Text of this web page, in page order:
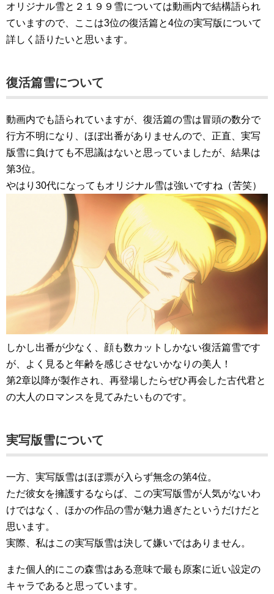
オリジナル雪と２１９９雪については動画内で結構語られ
ていますので、ここは3位の復活篇と4位の実写版について
詳しく語りたいと思います。
復活篇雪について
動画内でも語られていますが、復活篇の雪は冒頭の数分で
行方不明になり、ほぼ出番がありませんので、正直、実写
版雪に負けても不思議はないと思っていましたが、結果は
第3位。
やはり30代になってもオリジナル雪は強いですね（苦笑）
しかし出番が少なく、顔も数カットしかない復活篇雪です
が、よく見ると年齢を感じさせないかなりの美人！
第2章以降が製作され、再登場したらぜひ再会した古代君と
の大人のロマンスを見てみたいものです。
実写版雪について
一方、実写版雪はほぼ票が入らず無念の第4位。
ただ彼女を擁護するならば、この実写版雪が人気がないわ
けではなく、ほかの作品の雪が魅力過ぎたというだけだと
思います。
実際、私はこの実写版雪は決して嫌いではありません。
また個人的にこの森雪はある意味で最も原案に近い設定の
キャラであると思っています。